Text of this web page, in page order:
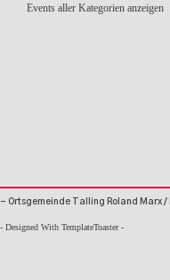
Events aller Kategorien anzeigen
- Ortsgemeinde Talling Roland Marx /
- Designed With TemplateToaster -